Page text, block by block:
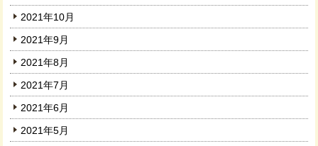
2021年10月
2021年9月
2021年8月
2021年7月
2021年6月
2021年5月